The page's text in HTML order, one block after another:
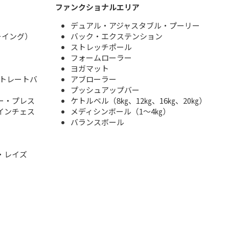
ング）
レートバ
・プレス
ンチェス
レイズ
ファンクショナルエリア
デュアル・アジャスタブル・プーリー
バック・エクステンション
ストレッチポール
フォームローラー
ヨガマット
アブローラー
プッシュアップバー
ケトルベル（8㎏、12㎏、16㎏、20㎏）
メディシンボール（1～4㎏）
バランスボール